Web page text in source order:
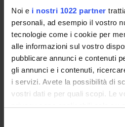
Noi e i nostri 1022 partner
personali, ad esempio il vostro
tecnologie come i cookie per
alle informazioni sul vostro
pubblicare annunci e contenuti
gli annunci e i contenuti,
i servizi. Avete la possibilità di
vostri dati e per quali scopi. Le
privacy sono applicabili solo su
DOTTORATI DI RICERCA E
SUPERIORE
Contatti
Persone
Luoghi
Calendario